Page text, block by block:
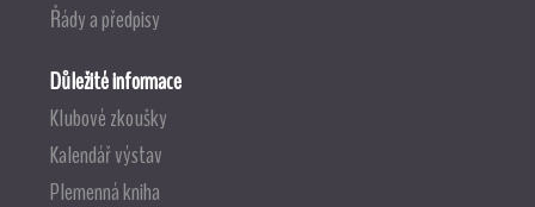
Řády a předpisy
Důležité informace
Klubové zkoušky
Kalendář výstav
Plemenná kniha